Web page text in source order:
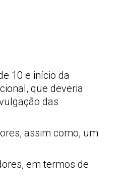
10 e início da
que deveria
das
assim como, um
em termos de